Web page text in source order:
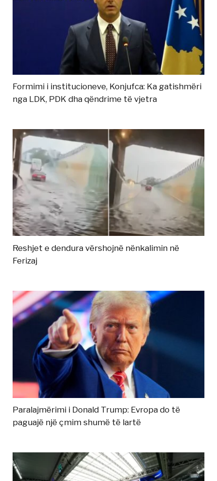
Formimi i institucioneve, Konjufca: Ka gatishmëri
nga LDK, PDK dha qëndrime të vjetra
Reshjet e dendura vërshojnë nënkalimin në
Ferizaj
Paralajmërimi i Donald Trump: Evropa do të
paguajë një çmim shumë të lartë